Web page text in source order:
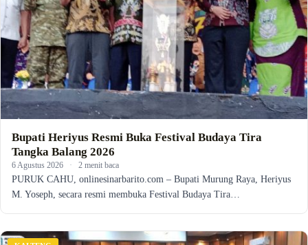
Bupati Heriyus Resmi Buka Festival Budaya Tira
Tangka Balang 2026
6 Agustus 2026 · 2 menit baca
PURUK CAHU, onlinesinarbarito.com – Bupati Murung Raya, Heriyus
M. Yoseph, secara resmi membuka Festival Budaya Tira…